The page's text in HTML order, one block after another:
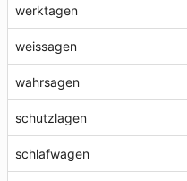
werktagen
weissagen
wahrsagen
schutzlagen
schlafwagen